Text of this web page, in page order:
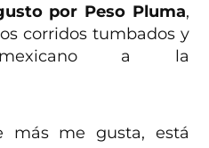
por Peso Pluma,
corridos tumbados y
a la
más me gusta, está